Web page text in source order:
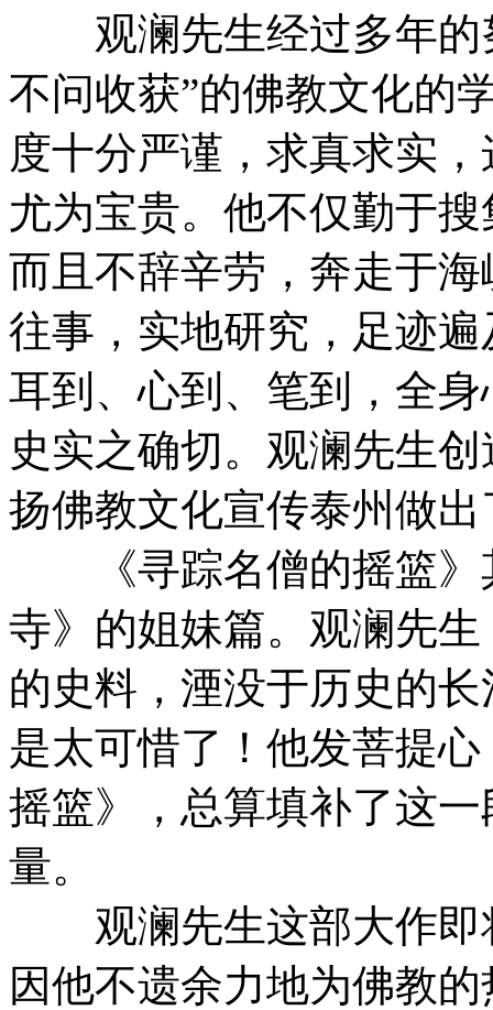
观澜先生经过多年的
不问收获”的佛教文化的
度十分严谨，求真求实
尤为宝贵。他不仅勤于
而且不辞辛劳，奔走于
往事，实地研究，足迹
耳到、心到、笔到，全
史实之确切。观澜先生
扬佛教文化宣传泰州做
《寻踪名僧的摇篮》
寺》的姐妹篇。观澜先
的史料，湮没于历史的
是太可惜了！他发菩提
摇篮》，总算填补了这
量。
观澜先生这部大作即
因他不遗余力地为佛教